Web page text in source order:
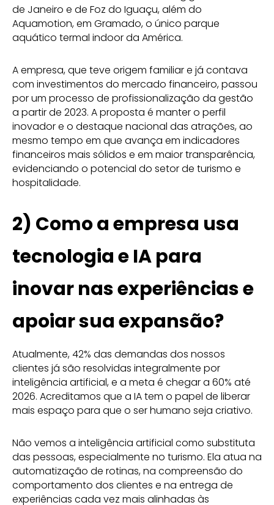
de Janeiro e de Foz do Iguaçu, além do
Aquamotion, em Gramado, o único parque
aquático termal indoor da América.
A empresa, que teve origem familiar e já contava
com investimentos do mercado financeiro, passou
por um processo de profissionalização da gestão
a partir de 2023. A proposta é manter o perfil
inovador e o destaque nacional das atrações, ao
mesmo tempo em que avança em indicadores
financeiros mais sólidos e em maior transparência,
evidenciando o potencial do setor de turismo e
hospitalidade.
2) Como a empresa usa
tecnologia e IA para
inovar nas experiências e
apoiar sua expansão?
Atualmente, 42% das demandas dos nossos
clientes já são resolvidas integralmente por
inteligência artificial, e a meta é chegar a 60% até
2026. Acreditamos que a IA tem o papel de liberar
mais espaço para que o ser humano seja criativo.
Não vemos a inteligência artificial como substituta
das pessoas, especialmente no turismo. Ela atua na
automatização de rotinas, na compreensão do
comportamento dos clientes e na entrega de
experiências cada vez mais alinhadas às